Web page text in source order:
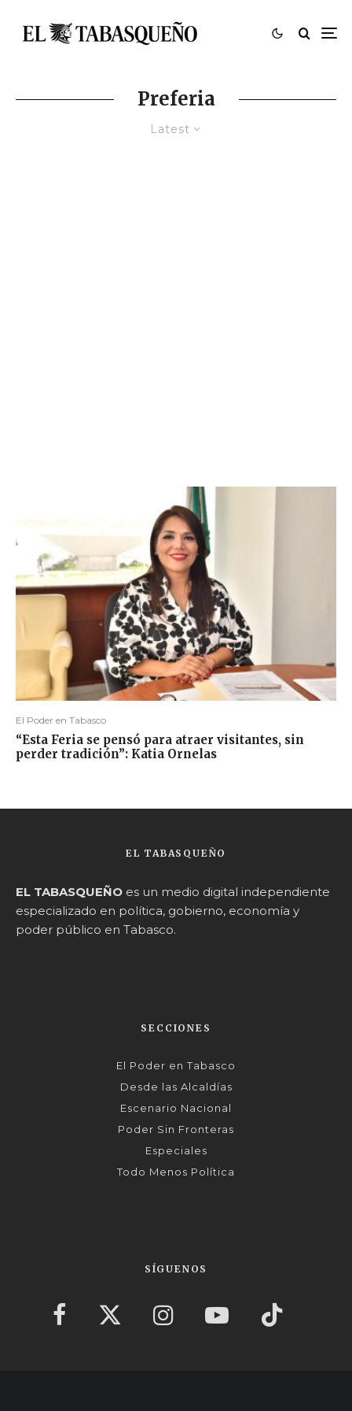
Preferia
Latest
El Poder en Tabasco
“Esta Feria se pensó para atraer visitantes, sin
perder tradición”: Katia Ornelas
EL TABASQUEÑO
EL TABASQUEÑO es un medio digital independiente
especializado en política, gobierno, economía y
poder público en Tabasco.
SECCIONES
El Poder en Tabasco
Desde las Alcaldías
Escenario Nacional
Poder Sin Fronteras
Especiales
Todo Menos Política
SÍGUENOS